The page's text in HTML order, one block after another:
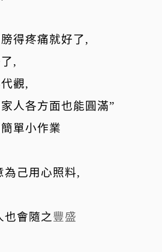
得疼痛就好了,
,
觀,
人各方面也能圓滿”
單小作業
為己用心照料,
也會隨之 豐盛